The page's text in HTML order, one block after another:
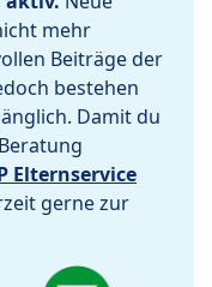
mehr
Beiträge der
bestehen
Damit du
Elternservice
gerne zur